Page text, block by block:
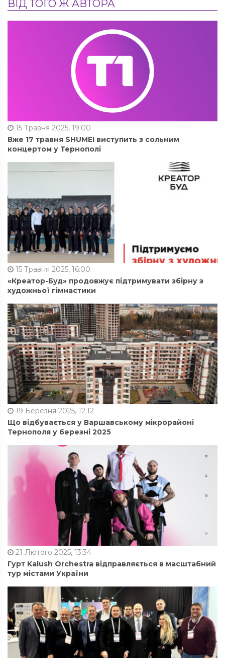
ВІД ТОГО Ж АВТОРА
15 Травня 2025, 19:00
Вже 17 травня SHUMEI виступить з сольним
концертом у Тернополі
15 Травня 2025, 16:00
«Креатор-Буд» продовжує підтримувати збірну з
художньої гімнастики
19 Березня 2025, 12:12
Що відбувається у Варшавському мікрорайоні
Тернополя у березні 2025
21 Лютого 2025, 13:34
Гурт Kalush Orchestra відправляється в масштабний
тур містами України